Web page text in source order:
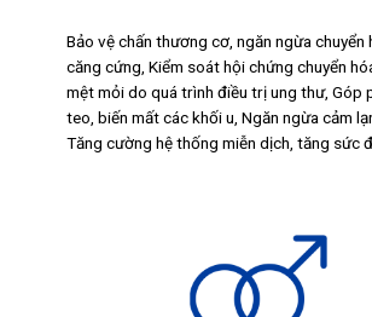
Bảo vệ chấn thương cơ, ngăn ngừa chuyển
căng cứng, Kiểm soát hội chứng chuyển
mệt mỏi do quá trình điều trị ung thư, Góp
teo, biến mất các khối u, Ngăn ngừa cảm
Tăng cường hệ thống miễn dịch, tăng sức